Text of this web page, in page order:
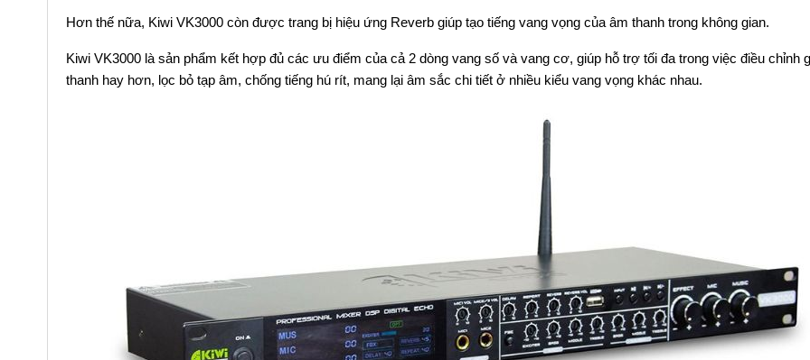
Hơn thế nữa, Kiwi VK3000 còn được trang bị hiệu ứng Reverb giúp tạo tiếng vang vọng của âm thanh trong không gian.
Kiwi VK3000 là sản phẩm kết hợp đủ các ưu điểm của cả 2 dòng vang số và vang cơ, giúp hỗ trợ tối đa trong việc điều chỉnh
thanh hay hơn, lọc bỏ tạp âm, chống tiếng hú rít, mang lại âm sắc chi tiết ở nhiều kiểu vang vọng khác nhau.